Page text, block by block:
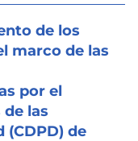
de los
marco de las
por el
las
(CDPD) de